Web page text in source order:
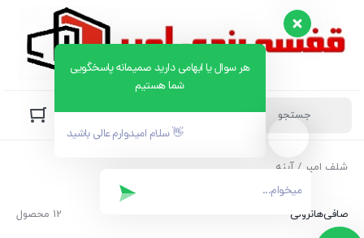
شلف امیر / آینه
12 محصول صافی‌هانزولی
پشتیبانی در روبیکا
هر سوال یا ابهامی دارید صمیمانه پاسخگویی
شما هستیم
👋 سلام امیدوارم عالی باشید